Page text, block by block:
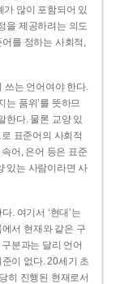
많이 포함되어 있
을 제공하려는 의도
를 정하는 사회적,
쓰는 언어여야 한다.
는 품위’를 뜻하므
한다. 물론 교양 있
표준어의 사회적
어, 은어 등은 표준
있는 사람이라면 사
. 여기서 ‘현대’는
서 현재와 같은 구
분과는 달리 언어
이 없다. 20세기 초
히 진행된 현재로서